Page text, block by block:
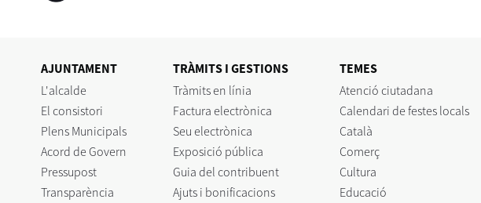
AJUNTAMENT
L'alcalde
El consistori
Plens Municipals
Acord de Govern
Pressupost
Transparència
TRÀMITS I GESTIONS
Tràmits en línia
Factura electrònica
Seu electrònica
Exposició pública
Guia del contribuent
Ajuts i bonificacions
TEMES
Atenció ciutadana
Calendari de festes locals
Català
Comerç
Cultura
Educació